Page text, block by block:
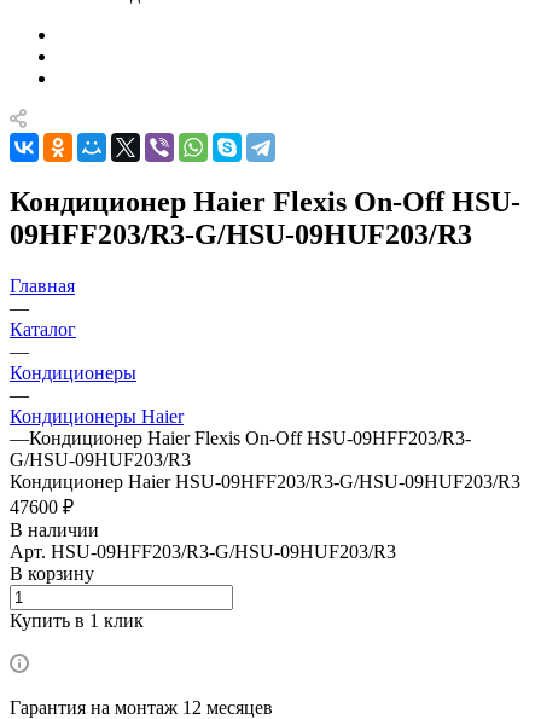
Кондиционер Haier Flexis On-Off HSU-
09HFF203/R3-G/HSU-09HUF203/R3
Главная
—
Каталог
—
Кондиционеры
—
Кондиционеры Haier
—Кондиционер Haier Flexis On-Off HSU-09HFF203/R3-
G/HSU-09HUF203/R3
Кондиционер Haier HSU-09HFF203/R3-G/HSU-09HUF203/R3
47600 ₽
В наличии
Арт. HSU-09HFF203/R3-G/HSU-09HUF203/R3
В корзину
Купить в 1 клик
Гарантия на монтаж 12 месяцев